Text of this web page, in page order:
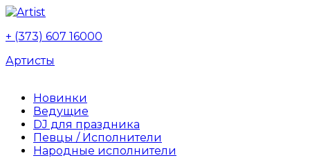
+ (373) 607 16000
Артисты
Новинки
Ведущие
DJ для праздника
Певцы / Исполнители
Народные исполнители